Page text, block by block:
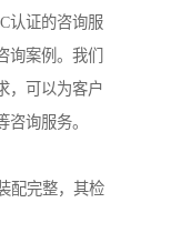
认证的咨询服
询案例。我们
，可以为客户
询服务。
配完整，其检